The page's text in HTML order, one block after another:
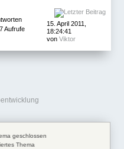
Aufrufe
15. April 2011,
18:24:41
von Viktor
geschlossen
Thema